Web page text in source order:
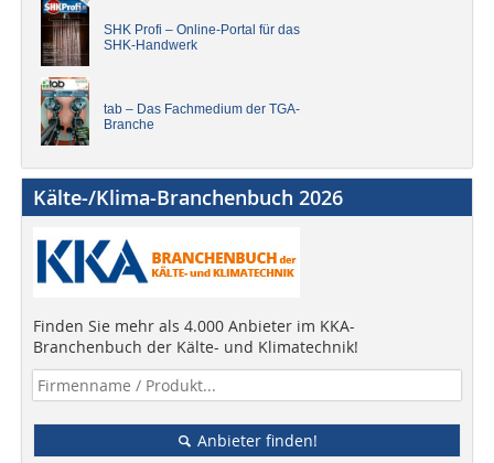
SHK Profi – Online-Portal für das
SHK-Handwerk
tab – Das Fachmedium der TGA-
Branche
Kälte-/Klima-Branchenbuch 2026
Finden Sie mehr als 4.000 Anbieter im KKA-
Branchenbuch der Kälte- und Klimatechnik!
Anbieter finden!